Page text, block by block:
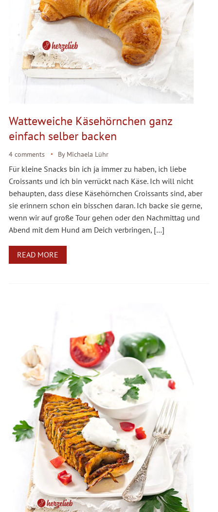
Watteweiche Käsehörnchen ganz
einfach selber backen
4 comments By Michaela Lühr
Für kleine Snacks bin ich ja immer zu haben, ich liebe
Croissants und ich bin verrückt nach Käse. Ich will nicht
behaupten, dass diese Käsehörnchen Croissants sind, aber
sie erinnern schon ein bisschen daran. Ich backe sie gerne,
wenn wir auf große Tour gehen oder den Nachmittag und
Abend mit dem Hund am Deich verbringen, […]
READ MORE